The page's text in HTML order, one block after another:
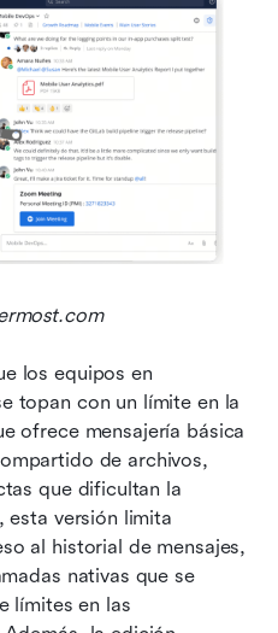
los equipos en
topan con un límite en la
ofrece mensajería básica
de archivos,
que dificultan la
esta versión limita
al historial de mensajes,
nativas que se
límites en las